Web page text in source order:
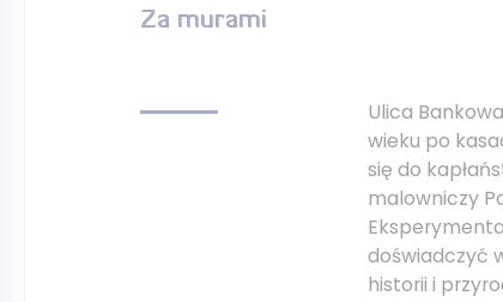
Za murami
Ulica
wieku po
się do
malowniczy
doświadczyć
historii i